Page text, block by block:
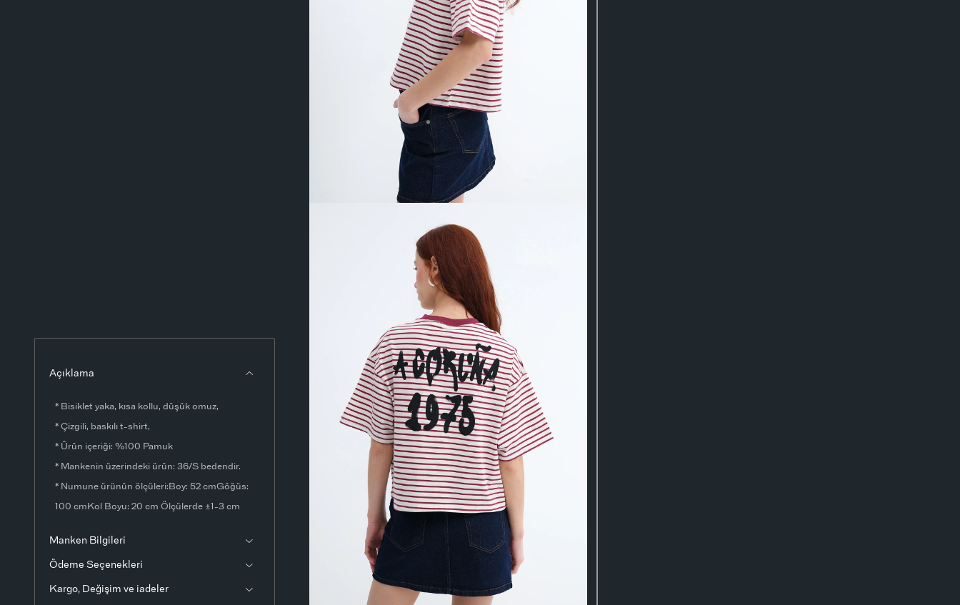
Açıklama
* Bisiklet yaka, kısa kollu, düşük omuz,
* Çizgili, baskılı t-shirt,
* Ürün içeriği: %100 Pamuk
* Mankenin üzerindeki ürün: 36/S bedendir.
* Numune ürünün ölçüleri:Boy: 52 cmGöğüs:
100 cmKol Boyu: 20 cm Ölçülerde ±1-3 cm
* Ürün fotoğrafları stüdyo ortamında
çekilmiştir. Işık ve ekran ayarlarından dolayı
renklerde ton farklılıkları görülebilir.
Manken Bilgileri
Ödeme Seçenekleri
Kargo, Değişim ve iadeler